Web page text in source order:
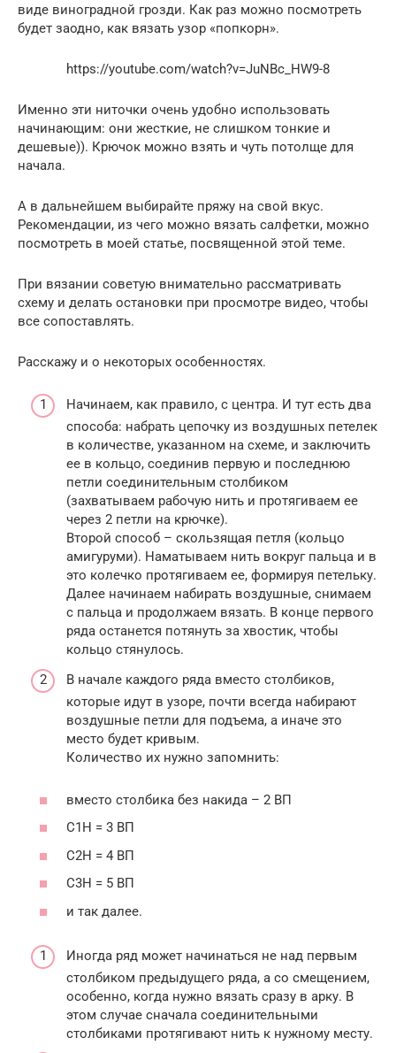
виде виноградной грозди. Как раз можно посмотреть
будет заодно, как вязать узор «попкорн».
https://youtube.com/watch?v=JuNBc_HW9-8
Именно эти ниточки очень удобно использовать
начинающим: они жесткие, не слишком тонкие и
дешевые)). Крючок можно взять и чуть потолще для
начала.
А в дальнейшем выбирайте пряжу на свой вкус.
Рекомендации, из чего можно вязать салфетки, можно
посмотреть в моей статье, посвященной этой теме.
При вязании советую внимательно рассматривать
схему и делать остановки при просмотре видео, чтобы
все сопоставлять.
Расскажу и о некоторых особенностях.
Начинаем, как правило, с центра. И тут есть два
способа: набрать цепочку из воздушных петелек
в количестве, указанном на схеме, и заключить
ее в кольцо, соединив первую и последнюю
петли соединительным столбиком
(захватываем рабочую нить и протягиваем ее
через 2 петли на крючке).
Второй способ – скользящая петля (кольцо
амигуруми). Наматываем нить вокруг пальца и в
это колечко протягиваем ее, формируя петельку.
Далее начинаем набирать воздушные, снимаем
с пальца и продолжаем вязать. В конце первого
ряда останется потянуть за хвостик, чтобы
кольцо стянулось.
В начале каждого ряда вместо столбиков,
которые идут в узоре, почти всегда набирают
воздушные петли для подъема, а иначе это
место будет кривым.
Количество их нужно запомнить:
вместо столбика без накида – 2 ВП
С1Н = 3 ВП
С2Н = 4 ВП
С3Н = 5 ВП
и так далее.
Иногда ряд может начинаться не над первым
столбиком предыдущего ряда, а со смещением,
особенно, когда нужно вязать сразу в арку. В
этом случае сначала соединительными
столбиками протягивают нить к нужному месту.